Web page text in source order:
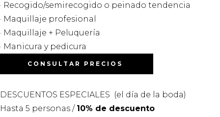
· Recogido/semirecogido o peinado tendencia
· Maquillaje profesional
· Maquillaje + Peluquería
· Manicura y pedicura
CONSULTAR PRECIOS
DESCUENTOS ESPECIALES (el día de la boda)
Hasta 5 personas / 10% de descuento